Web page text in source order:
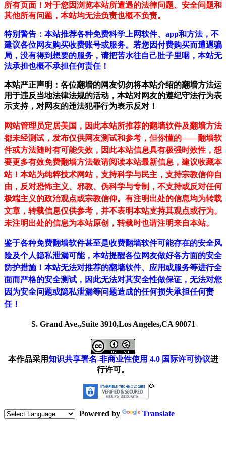
所有页面！对于您因浏览本站所遭遇的法律问题、安全问题和
其他所有问题，本站均无法负责也概不负责。
特别警告：本站推荐各种免费科学上网软件、app和方法，不
建议各位网友购买收费账号或服务。若您因付费购买而遭遇骗
局，没有得到想要的服务，请把苦水往自己肚子里咽，本站无
法承担也概不承担任何责任！
本站严正声明：各位翻墙的网友切勿将本站介绍的翻墙方法运
用于违反当地法律法规的活动，本站对网友的遵纪守法行为表
示支持，对网友的违法犯罪行为表示反对！
网站管理员定居美国，因此本站所推荐的翻墙软件及翻墙方法
都未经测试，发布仅供网友测试和参考，但你懂的——翻墙软
件或方法随时有可能失效，因此本站信息具有极强时效性，想
要更多有效免费翻墙方法敬请阅读本站最新信息，建议收藏本
站！ 本站为纯粹技术网站，支持科学与民主，支持宗教信仰自
由，反对恐怖主义、邪教、伪科学与专制，不支持或反对任何
极端主义的政治观点或宗教信仰。有注明出处的信息均为转载
文章，转载信息仅供参考，并不表明本站支持其观点或行为。
未注明出处的信息为本站原创，转载时也请注明来自本站。
鉴于各种免费翻墙软件甚至是收费翻墙软件可能存在的安全风
险及个人隐私泄漏可能，本站提醒各位网友做好各方面的安全
防护措施！本站无法对推荐的翻墙软件、应用或服务等进行全
面而严格的安全测试，因此无法对其安全性做保证，无法对您
因为安全问题或隐私泄漏等问题造成的任何损失承担任何责
任！
S. Grand Ave.,Suite 3910,Los Angeles,CA 90071
本作品采用知识共享署名-非商业性使用 4.0 国际许可协议进
行许可。
Powered by Translate